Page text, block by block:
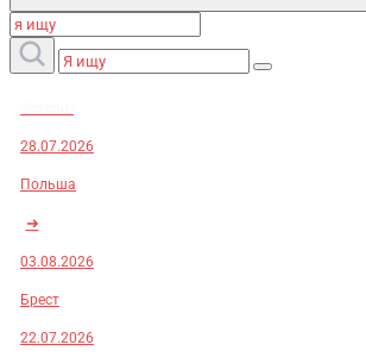
28.07.2026
Польша
➜
03.08.2026
Брест
22.07.2026